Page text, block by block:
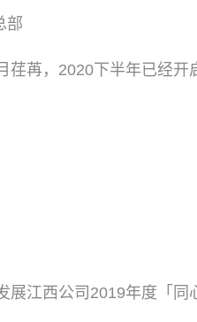
部
荏苒，2020下半年已经开
展江西公司2019年度「同